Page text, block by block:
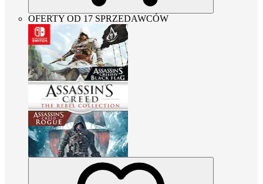
OFERTY OD 17 SPRZEDAWCÓW